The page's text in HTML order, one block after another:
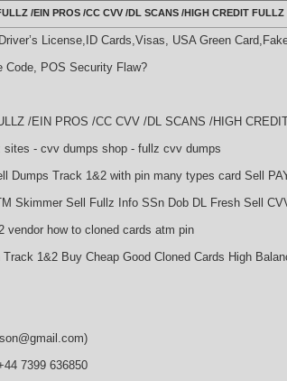
/EIN PROS /CC CVV /DL SCANS /HIGH CREDIT FULLZ
License,ID Cards,Visas, USA Green
Code, POS Security Flaw?
/EIN PROS /CC CVV /DL SCANS /HIGH
sites - cvv dumps shop - fullz cvv dumps
Dumps Track 1&2 with pin many types card Sell
Skimmer Sell Fullz Info SSn Dob DL Fresh Sell
vendor how to cloned cards atm pin
1&2 Buy Cheap Good Cloned Cards High
7399 636850